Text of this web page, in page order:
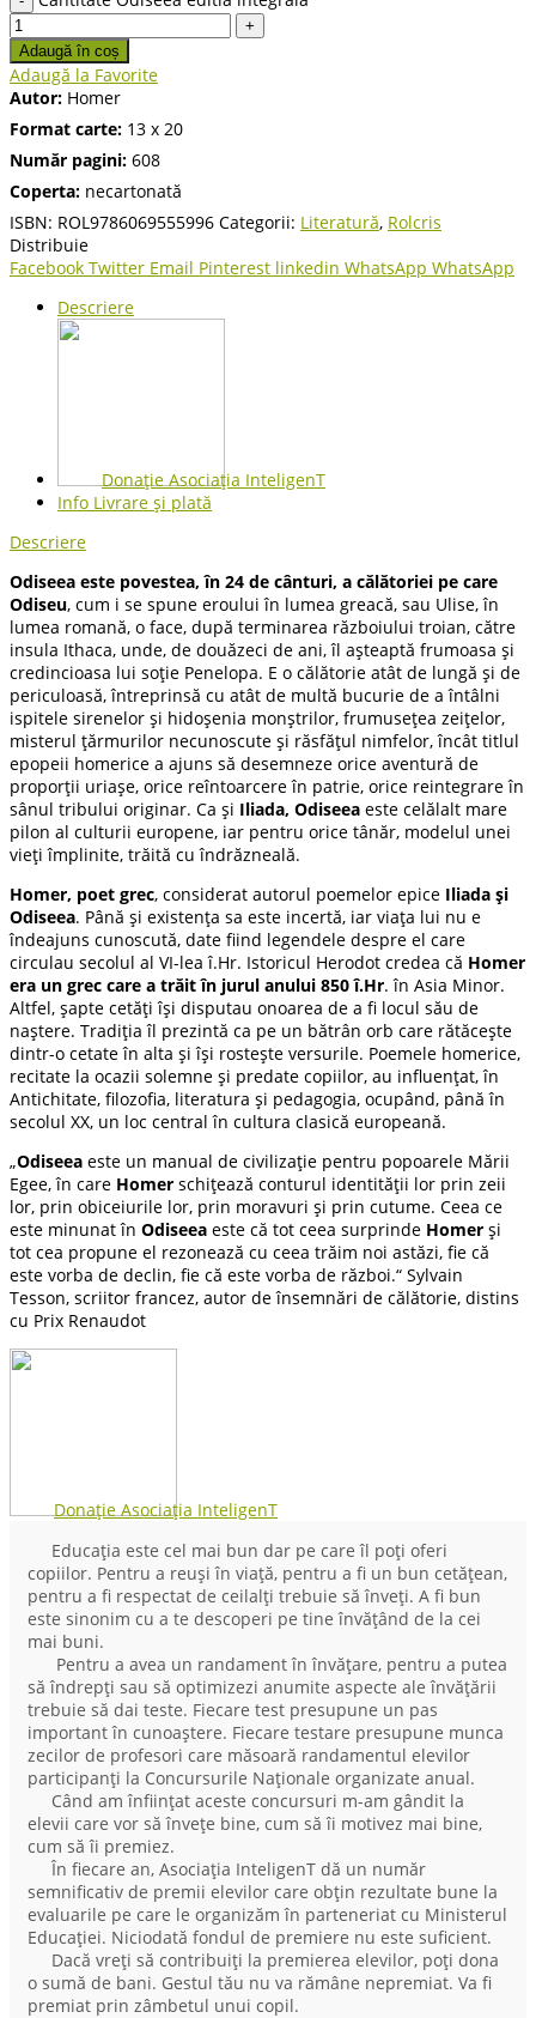
Adaugă în coș
Adaugă la Favorite
Autor: Homer
Format carte: 13 x 20
Număr pagini: 608
Coperta: necartonată
ISBN: ROL9786069555996 Categorii: Literatură, Rolcris
Distribuie
Facebook Twitter Email Pinterest linkedin WhatsApp WhatsApp
Descriere
Donație Asociația InteligenT
Info Livrare și plată
Descriere
Odiseea este povestea, în 24 de cânturi, a călătoriei pe care
Odiseu, cum i se spune eroului în lumea greacă, sau Ulise, în
lumea romană, o face, după terminarea războiului troian, către
insula Ithaca, unde, de douăzeci de ani, îl așteaptă frumoasa și
credincioasa lui soție Penelopa. E o călătorie atât de lungă și de
periculoasă, întreprinsă cu atât de multă bucurie de a întâlni
ispitele sirenelor și hidoșenia monștrilor, frumusețea zeițelor,
misterul țărmurilor necunoscute și răsfățul nimfelor, încât titlul
epopeii homerice a ajuns să desemneze orice aventură de
proporții uriașe, orice reîntoarcere în patrie, orice reintegrare în
sânul tribului originar. Ca și Iliada, Odiseea este celălalt mare
pilon al culturii europene, iar pentru orice tânăr, modelul unei
vieți împlinite, trăită cu îndrăzneală.
Homer, poet grec, considerat autorul poemelor epice Iliada și
Odiseea. Până și existența sa este incertă, iar viața lui nu e
îndeajuns cunoscută, date fiind legendele despre el care
circulau secolul al VI-lea î.Hr. Istoricul Herodot credea că Homer
era un grec care a trăit în jurul anului 850 î.Hr. în Asia Minor.
Altfel, șapte cetăți își disputau onoarea de a fi locul său de
naștere. Tradiția îl prezintă ca pe un bătrân orb care rătăcește
dintr-o cetate în alta și își rostește versurile. Poemele homerice,
recitate la ocazii solemne și predate copiilor, au influențat, în
Antichitate, filozofia, literatura și pedagogia, ocupând, până în
secolul XX, un loc central în cultura clasică europeană.
„Odiseea este un manual de civilizație pentru popoarele Mării
Egee, în care Homer schițează conturul identității lor prin zeii
lor, prin obiceiurile lor, prin moravuri și prin cutume. Ceea ce
este minunat în Odiseea este că tot ceea surprinde Homer și
tot cea propune el rezonează cu ceea trăim noi astăzi, fie că
este vorba de declin, fie că este vorba de război.“ Sylvain
Tesson, scriitor francez, autor de însemnări de călătorie, distins
cu Prix Renaudot
Donație Asociația InteligenT
Educația este cel mai bun dar pe care îl poți oferi
copiilor. Pentru a reuși în viață, pentru a fi un bun cetățean,
pentru a fi respectat de ceilalți trebuie să înveți. A fi bun
este sinonim cu a te descoperi pe tine învățând de la cei
mai buni.
Pentru a avea un randament în învățare, pentru a putea
să îndrepți sau să optimizezi anumite aspecte ale învățării
trebuie să dai teste. Fiecare test presupune un pas
important în cunoaștere. Fiecare testare presupune munca
zecilor de profesori care măsoară randamentul elevilor
participanți la Concursurile Naționale organizate anual.
Când am înființat aceste concursuri m-am gândit la
elevii care vor să învețe bine, cum să îi motivez mai bine,
cum să îi premiez.
În fiecare an, Asociația InteligenT dă un număr
semnificativ de premii elevilor care obțin rezultate bune la
evaluarile pe care le organizăm în parteneriat cu Ministerul
Educației. Niciodată fondul de premiere nu este suficient.
Dacă vreți să contribuiți la premierea elevilor, poți dona
o sumă de bani. Gestul tău nu va rămâne nepremiat. Va fi
premiat prin zâmbetul unui copil.